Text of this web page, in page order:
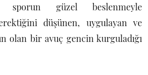
güzel beslenmeyle
düşünen, uygulayan ve
olan bir avuç gencin kurguladığı